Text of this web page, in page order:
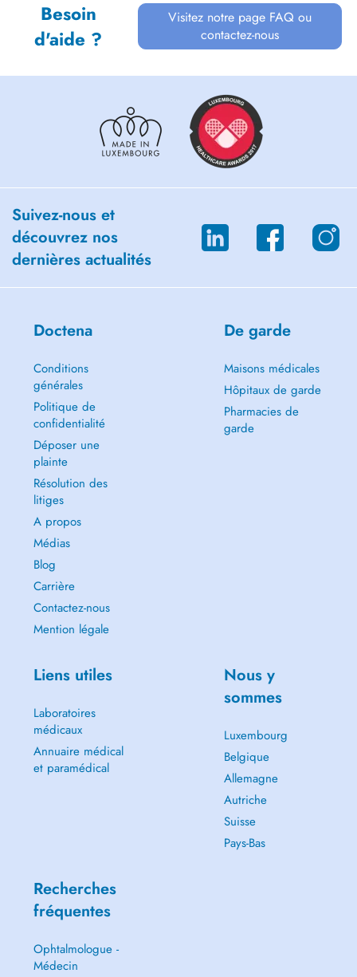
Besoin
d'aide ?
Visitez notre page FAQ ou
contactez-nous
Suivez-nous et
découvrez nos
dernières actualités
Doctena
Conditions
générales
Politique de
confidentialité
Déposer une
plainte
Résolution des
litiges
A propos
Médias
Blog
Carrière
Contactez-nous
Mention légale
De garde
Maisons médicales
Hôpitaux de garde
Pharmacies de
garde
Liens utiles
Laboratoires
médicaux
Annuaire médical
et paramédical
Nous y
sommes
Luxembourg
Belgique
Allemagne
Autriche
Suisse
Pays-Bas
Recherches
fréquentes
Ophtalmologue -
Médecin